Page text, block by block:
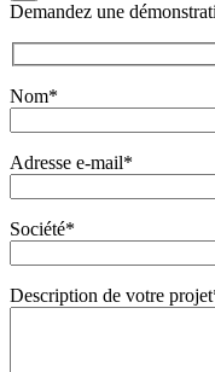
Demandez une
Nom*
Adresse e-mail*
Société*
Description de votre